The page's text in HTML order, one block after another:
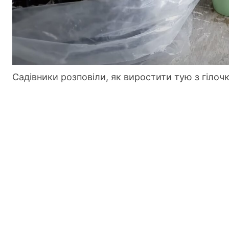
Садівники розповіли, як виростити тую з